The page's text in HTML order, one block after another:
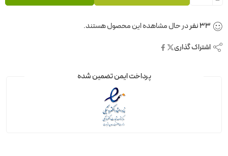
33نفردر حال مشاهده این محصول هستند.
اشتراک گذاری
پرداخت ایمن تضمین شده